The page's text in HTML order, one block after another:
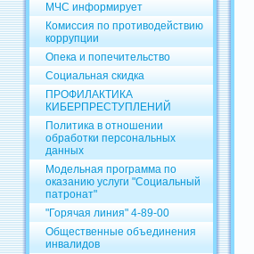
МЧС информирует
Комиссия по противодействию
коррупции
Опека и попечительство
Социальная скидка
ПРОФИЛАКТИКА
КИБЕРПРЕСТУПЛЕНИЙ
Политика в отношении
обработки персональных
данных
Модельная программа по
оказанию услуги "Социальный
патронат"
"Горячая линия" 4-89-00
Общественные объединения
инвалидов